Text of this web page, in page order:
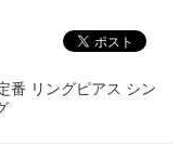
番 リングピアス シン